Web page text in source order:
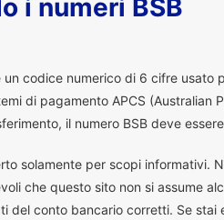
i numeri BSB
un codice numerico di 6 cifre
di pagamento APCS (Australian
il numero BSB deve
solamente per scopi informativi.
che questo sito non si assume
del conto bancario corretti. Se